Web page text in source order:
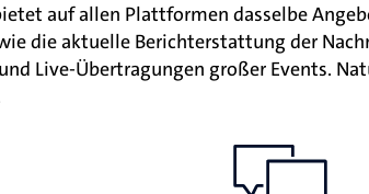
auf allen Plattformen dasselbe
die aktuelle Berichterstattung der
Live-Übertragungen großer Events.